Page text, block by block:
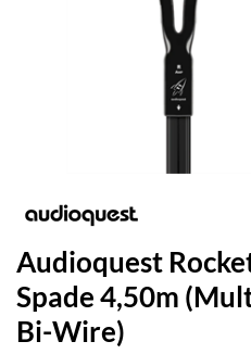
Audioquest
Spade 4,50m
Bi-Wire)